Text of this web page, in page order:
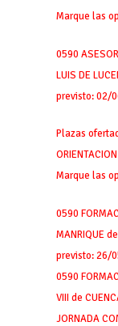
Marque las
0590
LUIS DE
previsto: 02/
Plazas
Marque las
0590
MANRIQUE
previsto: 26/
0590
VIII de
JORNADA